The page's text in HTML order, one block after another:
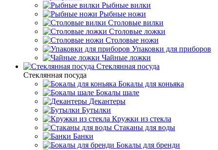
Рыбные вилки
Рыбные ножи
Столовые вилки
Столовые ложки
Столовые ножи
Упаковки для приборов
Чайные ложки
Стеклянная посуда
Стеклянная посуда
Бокалы для коньяка
Бокалы шале
Декантеры
Бутылки
Кружки из стекла
Стаканы для воды
Банки
Бокалы для бренди